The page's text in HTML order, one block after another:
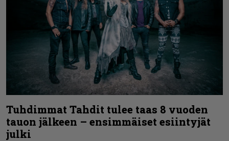
Tuhdimmat Tahdit tulee taas 8 vuoden
tauon jälkeen – ensimmäiset esiintyjät
julki